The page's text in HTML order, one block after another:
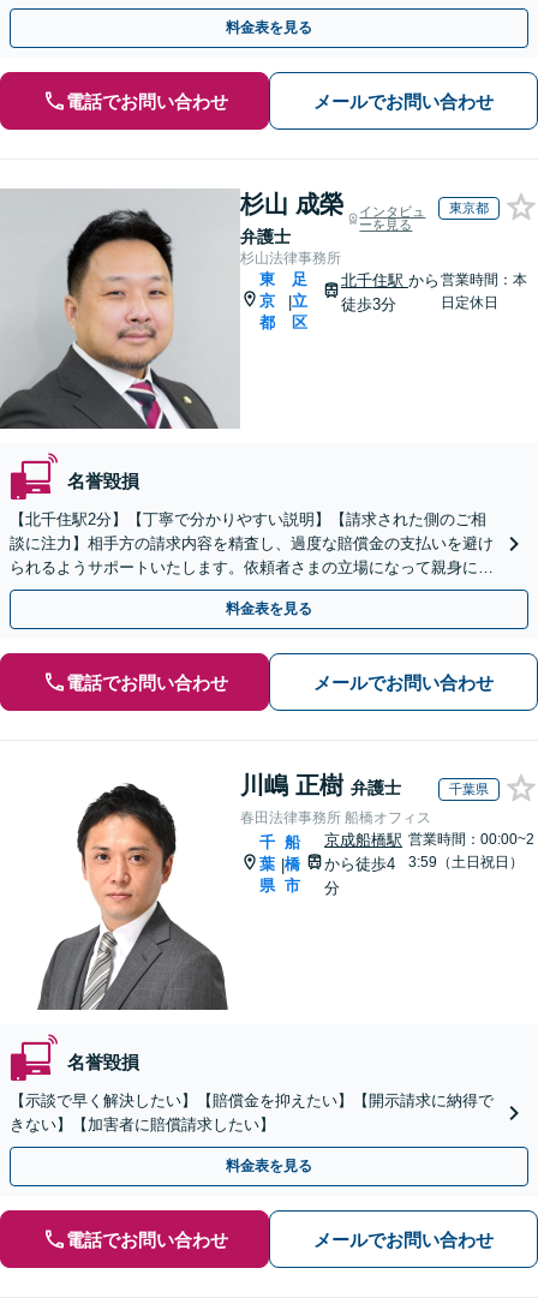
料金表を見る
電話でお問い合わせ メールでお問い合わせ
杉山 成榮
弁護士
インタビュ
ーを見る
東京都
杉山法律事務所
東
京
都
|
足
立
区
北千住駅 から
徒歩3分
営業時間：本
日定休日
名誉毀損
【北千住駅2分】【丁寧で分かりやすい説明】【請求された側のご相
談に注力】相手方の請求内容を精査し、過度な賠償金の支払いを避け
られるようサポートいたします。依頼者さまの立場になって親身にお
話を伺いますので、ぜひご相談ください。【WEB面談可】
料金表を見る
電話でお問い合わせ メールでお問い合わせ
川嶋 正樹 弁護士 千葉県
春田法律事務所 船橋オフィス
千
葉
県
|
船
橋
市
京成船橋駅
から徒歩4
分
営業時間：00:00~2
3:59（土日祝日）
名誉毀損
【示談で早く解決したい】【賠償金を抑えたい】【開示請求に納得で
きない】【加害者に賠償請求したい】
料金表を見る
電話でお問い合わせ メールでお問い合わせ